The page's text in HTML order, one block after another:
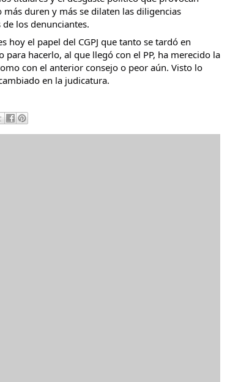
más duren y más se dilaten las diligencias
los denunciantes.
hoy el papel del CGPJ que tanto se tardó en
para hacerlo, al que llegó con el PP, ha merecido la
con el anterior consejo o peor aún. Visto lo
en la judicatura.